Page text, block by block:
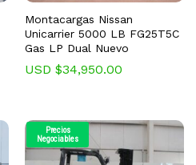
Montacargas Nissan
Unicarrier 5000 LB FG25T5C
Gas LP Dual Nuevo
USD $34,950.00
Precios
Negociables